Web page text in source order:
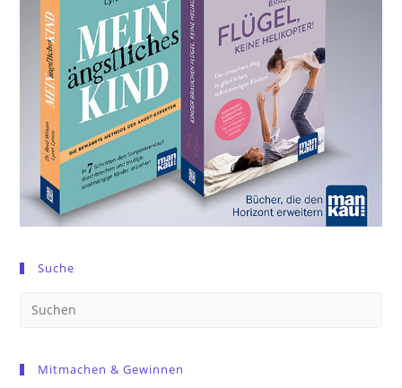
Suche
Mitmachen & Gewinnen